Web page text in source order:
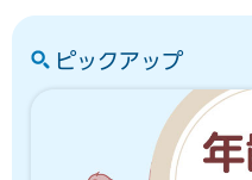
ピックアップ